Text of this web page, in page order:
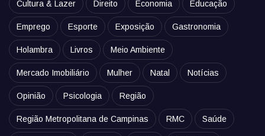
Cultura & Lazer Direito Economia Educação
Emprego Esporte Exposição Gastronomia
Holambra Livros Meio Ambiente
Mercado Imobiliário Mulher Natal Notícias
Opinião Psicologia Região
Região Metropolitana de Campinas RMC Saúde